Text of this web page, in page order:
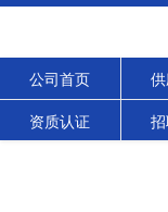
公司首页
资质认证